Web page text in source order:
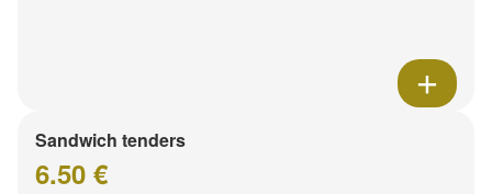
Sandwich tenders
6.50 €